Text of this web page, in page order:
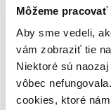
Môžeme
Aby sme vedeli,
vám zobraziť tie
Niektoré sú
vôbec
cookies, ktoré
Edice knihy
Pragma (7
X
Universum7
Fragment7
Čas (7 titulov)